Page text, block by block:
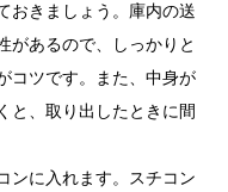
おきましょう。庫内の送
があるので、しっかりと
コツです。また、中身が
と、取り出したときに間
ンに入れます。スチコン